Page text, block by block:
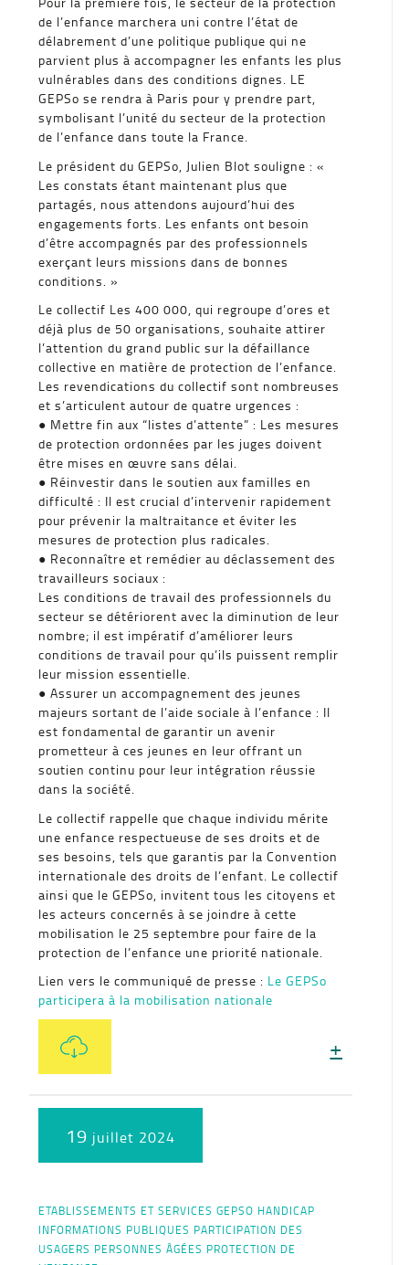
de l’enfance marchera uni contre l’état de
délabrement d’une politique publique qui ne
parvient plus à accompagner les enfants les plus
vulnérables dans des conditions dignes. LE
GEPSo se rendra à Paris pour y prendre part,
symbolisant l’unité du secteur de la protection
de l’enfance dans toute la France.
Le président du GEPSo, Julien Blot souligne : «
Les constats étant maintenant plus que
partagés, nous attendons aujourd’hui des
engagements forts. Les enfants ont besoin
d’être accompagnés par des professionnels
exerçant leurs missions dans de bonnes
conditions. »
Le collectif Les 400 000, qui regroupe d’ores et
déjà plus de 50 organisations, souhaite attirer
l’attention du grand public sur la défaillance
collective en matière de protection de l’enfance.
Les revendications du collectif sont nombreuses
et s’articulent autour de quatre urgences :
● Mettre fin aux “listes d’attente” : Les mesures
de protection ordonnées par les juges doivent
être mises en œuvre sans délai.
● Réinvestir dans le soutien aux familles en
difficulté : Il est crucial d’intervenir rapidement
pour prévenir la maltraitance et éviter les
mesures de protection plus radicales.
● Reconnaître et remédier au déclassement des
travailleurs sociaux :
Les conditions de travail des professionnels du
secteur se détériorent avec la diminution de leur
nombre; il est impératif d’améliorer leurs
conditions de travail pour qu’ils puissent remplir
leur mission essentielle.
● Assurer un accompagnement des jeunes
majeurs sortant de l’aide sociale à l’enfance : Il
est fondamental de garantir un avenir
prometteur à ces jeunes en leur offrant un
soutien continu pour leur intégration réussie
dans la société.
Le collectif rappelle que chaque individu mérite
une enfance respectueuse de ses droits et de
ses besoins, tels que garantis par la Convention
internationale des droits de l’enfant. Le collectif
ainsi que le GEPSo, invitent tous les citoyens et
les acteurs concernés à se joindre à cette
mobilisation le 25 septembre pour faire de la
protection de l’enfance une priorité nationale.
Lien vers le communiqué de presse : Le GEPSo
participera à la mobilisation nationale
+
19 juillet 2024
ETABLISSEMENTS ET SERVICES GEPSO HANDICAP
INFORMATIONS PUBLIQUES PARTICIPATION DES
USAGERS PERSONNES ÂGÉES PROTECTION DE